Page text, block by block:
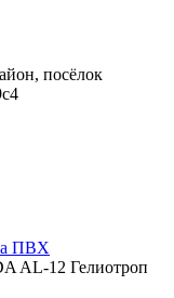
посёлок
ПВХ
AL-12 Гелиотроп